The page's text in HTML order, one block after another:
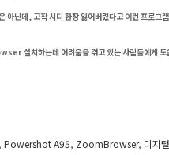
아닌데, 고작 시디 한장 잃어버렸다고 이런 프로그
설치하는데 어려움을 겪고 있는 사람들에게 도
, Powershot A95, ZoomBrowser, 디지